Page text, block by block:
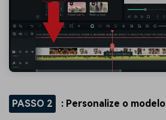
PASSO 2 : Personalize o modelo